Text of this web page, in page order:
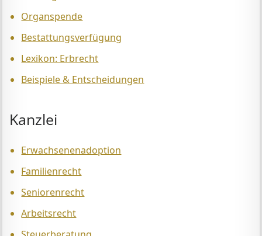
Organspende
Bestattungsverfügung
Lexikon: Erbrecht
Beispiele & Entscheidungen
Kanzlei
Erwachsenenadoption
Familienrecht
Seniorenrecht
Arbeitsrecht